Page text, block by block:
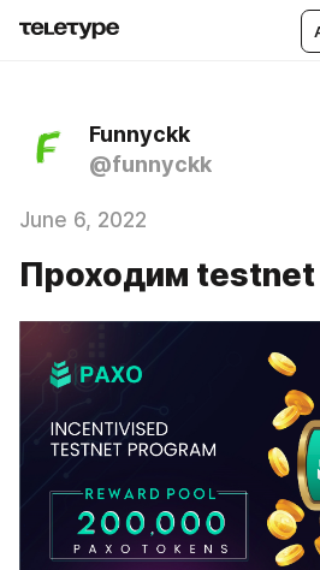
Funnyckk
@funnyckk
June 6, 2022
Проходим testnet